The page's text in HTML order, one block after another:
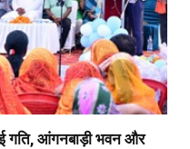
गति, आंगनबाड़ी भवन और